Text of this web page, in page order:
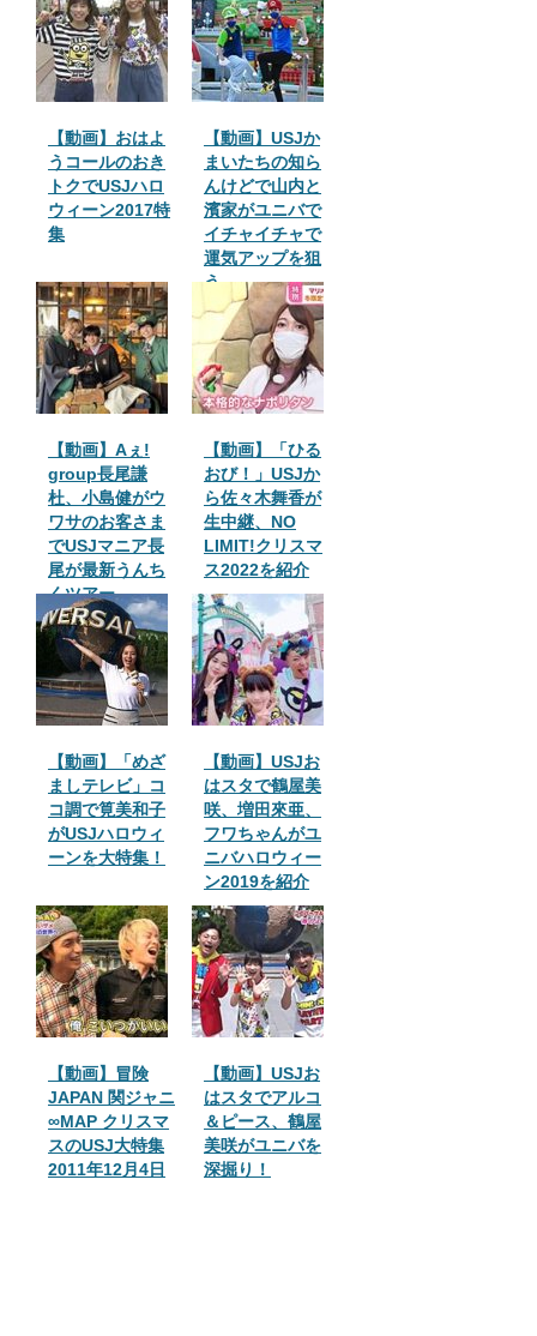
【動画】おはよ
うコールのおき
トクでUSJハロ
ウィーン2017特
集
【動画】USJか
まいたちの知ら
んけどで山内と
濱家がユニバで
イチャイチャで
運気アップを狙
う
【動画】Aぇ!
group長尾謙
杜、小島健がウ
ワサのお客さま
でUSJマニア長
尾が最新うんち
くツアー
【動画】「ひる
おび！」USJか
ら佐々木舞香が
生中継、NO
LIMIT!クリスマ
ス2022を紹介
【動画】「めざ
ましテレビ」コ
コ調で筧美和子
がUSJハロウィ
ーンを大特集！
【動画】USJお
はスタで鶴屋美
咲、増田來亜、
フワちゃんがユ
ニバハロウィー
ン2019を紹介
【動画】冒険
JAPAN 関ジャニ
∞MAP クリスマ
スのUSJ大特集
2011年12月4日
【動画】USJお
はスタでアルコ
＆ピース、鶴屋
美咲がユニバを
深掘り！